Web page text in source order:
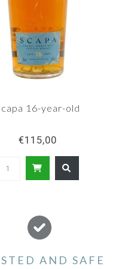
16-year-old
€115,00
AND SAFE